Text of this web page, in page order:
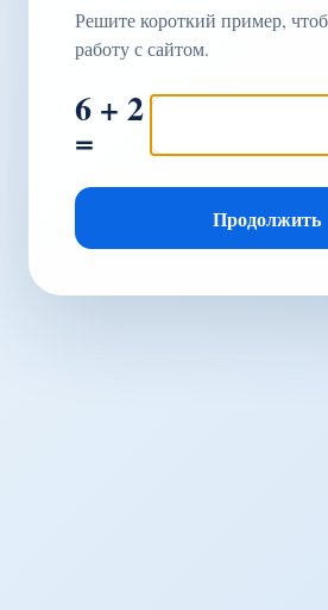
Решите короткий пример,
работу с сайтом.
6 + 2
=
Продолжить